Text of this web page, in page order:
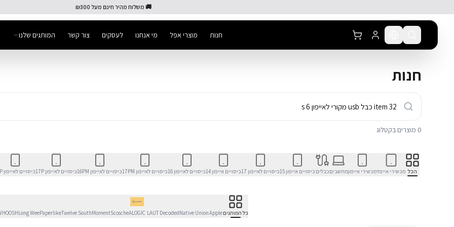
🚚 משלוח מהיר חינם מעל ₪300
חנות מוצרי אפל מי אנחנו לעסקים צור קשר המותגים שלנו
חנות
0 מוצרים בקטלוג
הכל מכשירי אייפדמכשירי אייפוןמחשביםכבלים כיסויים אייפון 15 כיסויים לאייפון 17 כיסויים אייפון 14 כיסויים לאייפון 16 כיסויים לאייפון 17PM כיסויים לאייפון 16PM כיסויים לאייפון 17P כיסויים לאייפון 16P
כל המותגיםApple
Native Union
Decoded
LAUT
ALOGIC
Scosche
Moment
Twelve South
Paperlike
Long Wee